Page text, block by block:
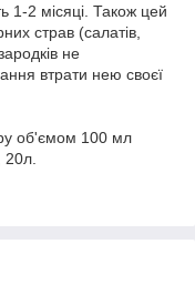
1-2 місяці. Також цей
страв (салатів,
не
втрати нею своєї
об'ємом 100 мл